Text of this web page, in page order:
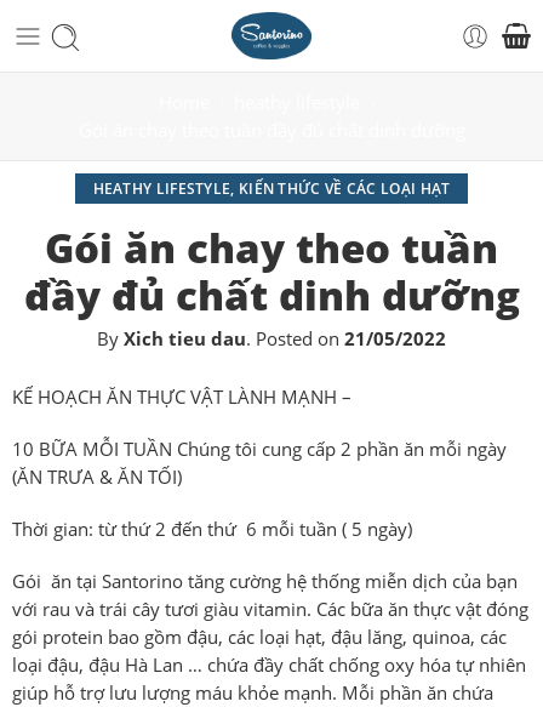
HEATHY LIFESTYLE, KIẾN THỨC VỀ CÁC LOẠI HẠT
Gói ăn chay theo tuần
đầy đủ chất dinh dưỡng
By Xich tieu dau. Posted on 21/05/2022
KẾ HOẠCH ĂN THỰC VẬT LÀNH MẠNH –
10 BỮA MỖI TUẦN Chúng tôi cung cấp 2 phần ăn mỗi ngày
(ĂN TRƯA & ĂN TỐI)
Thời gian: từ thứ 2 đến thứ 6 mỗi tuần ( 5 ngày)
Gói ăn tại Santorino tăng cường hệ thống miễn dịch của bạn
với rau và trái cây tươi giàu vitamin. Các bữa ăn thực vật đóng
gói protein bao gồm đậu, các loại hạt, đậu lăng, quinoa, các
loại đậu, đậu Hà Lan … chứa đầy chất chống oxy hóa tự nhiên
giúp hỗ trợ lưu lượng máu khỏe mạnh. Mỗi phần ăn chứa